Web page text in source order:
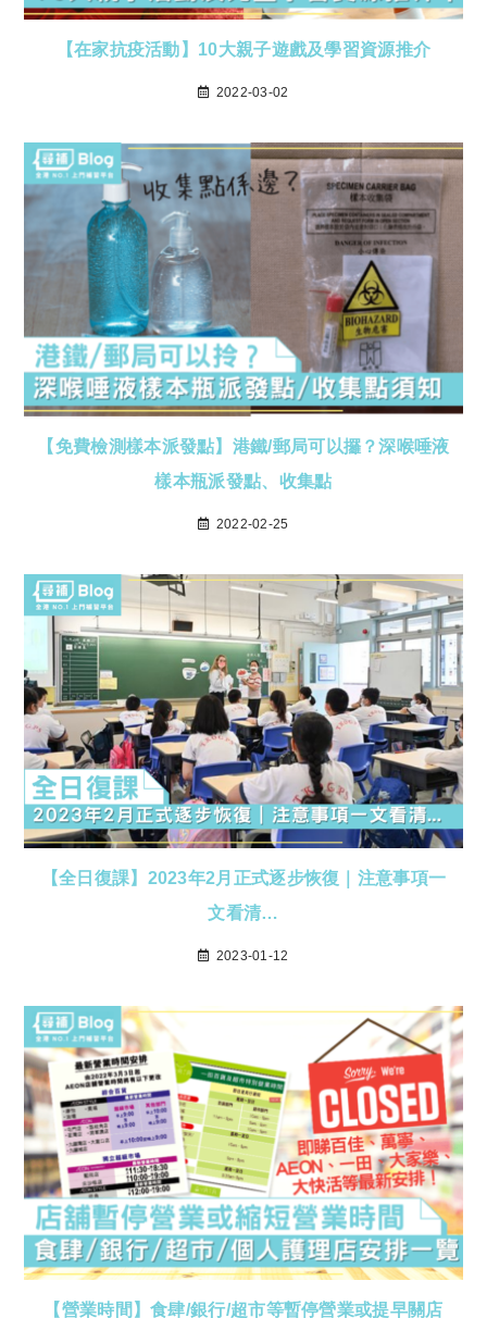
【在家抗疫活動】10大親子遊戲及學習資源推介
2022-03-02
【免費檢測樣本派發點】港鐵/郵局可以攞？深喉唾液
樣本瓶派發點、收集點
2022-02-25
【全日復課】2023年2月正式逐步恢復｜注意事項一
文看清…
2023-01-12
【營業時間】食肆/銀行/超市等暫停營業或提早關店